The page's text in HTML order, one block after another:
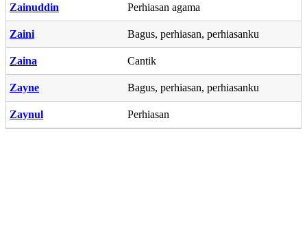
Zainuddin Perhiasan agama
Zaini Bagus, perhiasan, perhiasanku
Zaina Cantik
Zayne Bagus, perhiasan, perhiasanku
Zaynul Perhiasan